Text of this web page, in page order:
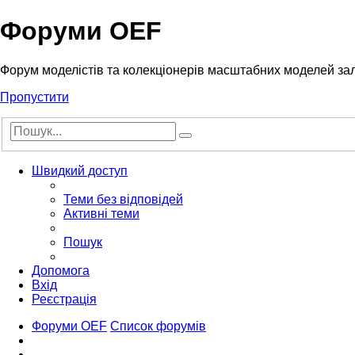
Форуми OEF
Форум моделістів та колекціонерів масштабних моделей
Пропустити
Пошук
Швидкий доступ
Теми без відповідей
Активні теми
Пошук
Допомога
Вхід
Реєстрація
Форуми OEF Список форумів